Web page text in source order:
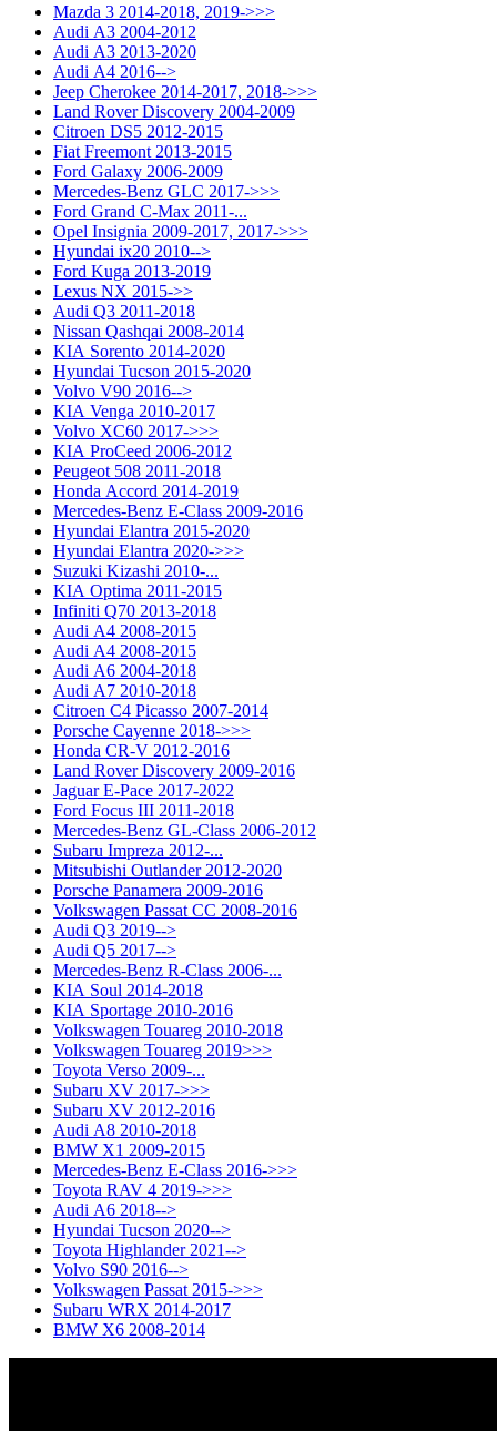
Mazda 3 2014-2018, 2019->>>
Audi A3 2004-2012
Audi A3 2013-2020
Audi A4 2016-->
Jeep Cherokee 2014-2017, 2018->>>
Land Rover Discovery 2004-2009
Citroen DS5 2012-2015
Fiat Freemont 2013-2015
Ford Galaxy 2006-2009
Mercedes-Benz GLC 2017->>>
Ford Grand C-Max 2011-...
Opel Insignia 2009-2017, 2017->>>
Hyundai ix20 2010-->
Ford Kuga 2013-2019
Lexus NX 2015->>
Audi Q3 2011-2018
Nissan Qashqai 2008-2014
KIA Sorento 2014-2020
Hyundai Tucson 2015-2020
Volvo V90 2016-->
KIA Venga 2010-2017
Volvo XC60 2017->>>
KIA ProCeed 2006-2012
Peugeot 508 2011-2018
Honda Accord 2014-2019
Mercedes-Benz E-Class 2009-2016
Hyundai Elantra 2015-2020
Hyundai Elantra 2020->>>
Suzuki Kizashi 2010-...
KIA Optima 2011-2015
Infiniti Q70 2013-2018
Audi A4 2008-2015
Audi A4 2008-2015
Audi A6 2004-2018
Audi A7 2010-2018
Citroen C4 Picasso 2007-2014
Porsche Cayenne 2018->>>
Honda CR-V 2012-2016
Land Rover Discovery 2009-2016
Jaguar E-Pace 2017-2022
Ford Focus III 2011-2018
Mercedes-Benz GL-Class 2006-2012
Subaru Impreza 2012-...
Mitsubishi Outlander 2012-2020
Porsche Panamera 2009-2016
Volkswagen Passat CC 2008-2016
Audi Q3 2019-->
Audi Q5 2017-->
Mercedes-Benz R-Class 2006-...
KIA Soul 2014-2018
KIA Sportage 2010-2016
Volkswagen Touareg 2010-2018
Volkswagen Touareg 2019>>>
Toyota Verso 2009-...
Subaru XV 2017->>>
Subaru XV 2012-2016
Audi A8 2010-2018
BMW X1 2009-2015
Mercedes-Benz E-Class 2016->>>
Toyota RAV 4 2019->>>
Audi A6 2018-->
Hyundai Tucson 2020-->
Toyota Highlander 2021-->
Volvo S90 2016-->
Volkswagen Passat 2015->>>
Subaru WRX 2014-2017
BMW X6 2008-2014